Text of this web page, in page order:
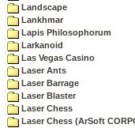
Landscape
Lankhmar
Lapis Philosophorum
Larkanoid
Las Vegas Casino
Laser Ants
Laser Barrage
Laser Blaster
Laser Chess
Laser Chess (ArSoft